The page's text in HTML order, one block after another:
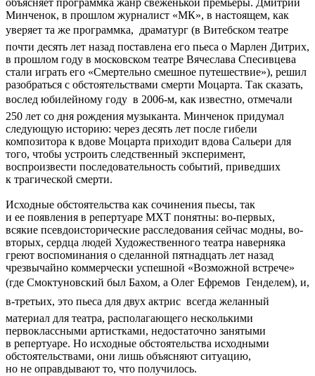
объясняет программка жанр свеженькой премьеры. Дмитрий
Минченок, в прошлом журналист «МК», в настоящем, как
уверяет та же программка,  драматург (в Витебском театре
почти десять лет назад поставлена его пьеса о Марлен Дитрих,
в прошлом году в московском театре Вячеслава Спесивцева
стали играть его «Смертельно смешное путешествие»), решил
разобраться с обстоятельствами смерти Моцарта. Так сказать,
вослед юбилейному году  в 2006-м, как известно, отмечали
250 лет со дня рождения музыканта. Минченок придумал
следующую историю: через десять лет после гибели
композитора к вдове Моцарта приходит вдова Сальери для
того, чтобы устроить следственный эксперимент,
воспроизвести последовательность событий, приведших
к трагической смерти.
Исходные обстоятельства как сочинения пьесы, так
и ее появления в репертуаре МХТ понятны: во-первых,
всякие псевдоисторические расследования сейчас модны, во-
вторых, сердца людей Художественного театра наверняка
греют воспоминания о сделанной пятнадцать лет назад
чрезвычайно коммерчески успешной «Возможной встрече»
(где Смоктуновский был Бахом, а Олег Ефремов  Генделем), и,
в-третьих, это пьеса для двух актрис  всегда желанный
материал для театра, располагающего несколькими
первоклассными артистками, недостаточно занятыми
в репертуаре. Но исходные обстоятельства исходными
обстоятельствами, они лишь объясняют ситуацию,
но не оправдывают то, что получилось.